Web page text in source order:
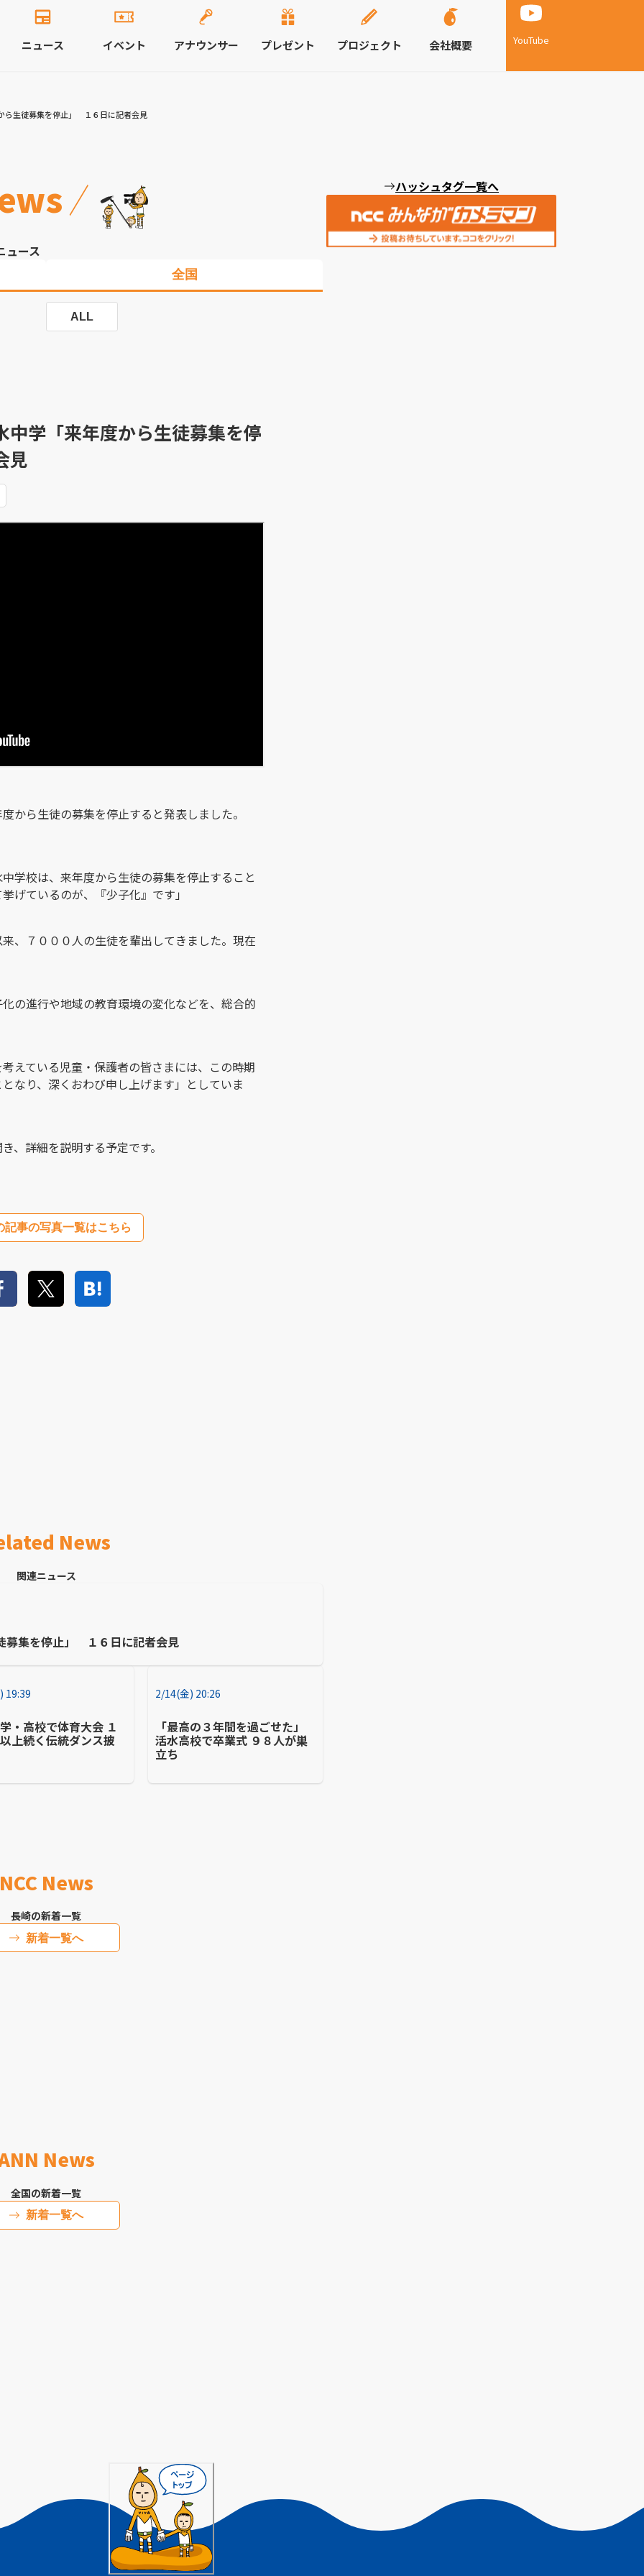
YouTube
ニュース イベント アナウンサー プレゼント プロジェクト 会社概要
ら生徒募集を停止」 １６日に記者会見
ュース
全国
ALL
中学「来年度から生徒募集を停
見
から生徒の募集を停止すると発表しました。
学校は、来年度から生徒の募集を停止すること
げているのが、『少子化』です」
、７０００人の生徒を輩出してきました。現在
の進行や地域の教育環境の変化などを、総合的
えている児童・保護者の皆さまには、この時期
なり、深くおわび申し上げます」としていま
、詳細を説明する予定です。
記事の写真一覧はこちら
News
関連ニュース
募集を停止」 １６日に記者会見
19:39
・高校で体育大会 １
上続く伝統ダンス披
2/14(金) 20:26
「最高の３年間を過ごせた」
活水高校で卒業式 ９８人が巣
立ち
NCC News
長崎の新着一覧
新着一覧へ
News
全国の新着一覧
新着一覧へ
ハッシュタグ一覧へ